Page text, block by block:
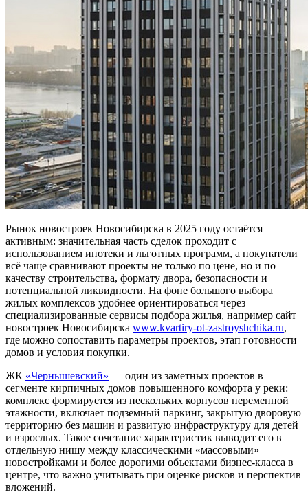
Рынок новостроек Новосибирска в 2025 году остаётся
активным: значительная часть сделок проходит с
использованием ипотеки и льготных программ, а покупатели
всё чаще сравнивают проекты не только по цене, но и по
качеству строительства, формату двора, безопасности и
потенциальной ликвидности. На фоне большого выбора
жилых комплексов удобнее ориентироваться через
специализированные сервисы подбора жилья, например сайт
новостроек Новосибирска www.kvartiry-ot-zastroyshchika.ru,
где можно сопоставить параметры проектов, этап готовности
домов и условия покупки.
ЖК «Чернышевский» — один из заметных проектов в
сегменте кирпичных домов повышенного комфорта у реки:
комплекс формируется из нескольких корпусов переменной
этажности, включает подземный паркинг, закрытую дворовую
территорию без машин и развитую инфраструктуру для детей
и взрослых. Такое сочетание характеристик выводит его в
отдельную нишу между классическими «массовыми»
новостройками и более дорогими объектами бизнес-класса в
центре, что важно учитывать при оценке рисков и перспектив
вложений.